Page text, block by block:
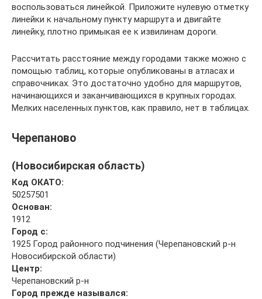
воспользоваться линейкой. Приложите нулевую отметку
линейки к начальному пункту маршрута и двигайте
линейку, плотно примыкая ее к извилинам дороги.
Рассчитать расстояние между городами также можно с
помощью таблиц, которые опубликованы в атласах и
справочниках. Это достаточно удобно для маршрутов,
начинающихся и заканчивающихся в крупных городах.
Мелких населенных пунктов, как правило, нет в таблицах.
Черепаново
(Новосибирская область)
Код ОКАТО:
50257501
Основан:
1912
Город с:
1925 Город районного подчинения (Черепановский р-н
Новосибирской области)
Центр:
Черепановский р-н
Город прежде назывался: